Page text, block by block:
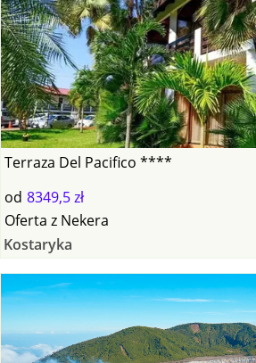
Terraza Del Pacifico ****
od 8349,5 zł
Oferta z Nekera
Kostaryka